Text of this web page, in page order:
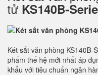
tử KS140B-
Két sắt văn phòng KS140B-
phẩm thế hệ mới nhất áp
khẩu với tiêu chuẩn ngân